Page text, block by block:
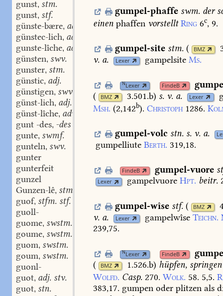
gunst, stm.
gunst, stf.
günste-bære, adj.
günstec-lich, adj.
gunste-lîche, adv.
günsten, swv.
gunster, stm.
günstic, adj.
günstigen, swv.
günst-lich, adj.
günst-lîche, adv.
gunt -des, -des stm.
gunte, swmf.
gunteln, swv.
gunter
gunterfeit
gunzel
Gunzen-lê, stm.
guof, stfm. stf. stm.
guoll-
guome, swstm.
goume, swstm.
guom, swstm.
goum, swstm.
guonl-
guot, adj. stv.
guot, stn.
gumpel-phaffe swm. der
einen phaffen vorstellt Ring 6c, 9.
gumpel-site stm. ( BMZ
v. a. Lexer gampelsite Ms.
NLexer FindeB
(
BMZ 3.501.b) s. v. a. Lexer
Msh. (2,142b). Christoph 1286.
gumpel-volc stn. s.v.a.
gumpelliute Berth. 319,18.
FindeB gumpel-vuore
Lexer gampelvuore Hpt. beitr.
gumpel-wîse stf. ( BMZ
v. a. Lexer gampelwîse Teichn.
239,75.
NLexer FindeB
(
BMZ 1.526.b) hüpfen, springen
Wolfd. Casp. 270. Wolk. 58. 5,5.
383,17. gumpen oder plitzen als